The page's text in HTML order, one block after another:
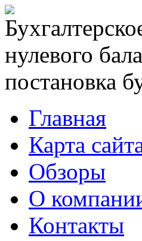
нулевого
постановка
Главная
Карта
Обзоры
О
Контакты